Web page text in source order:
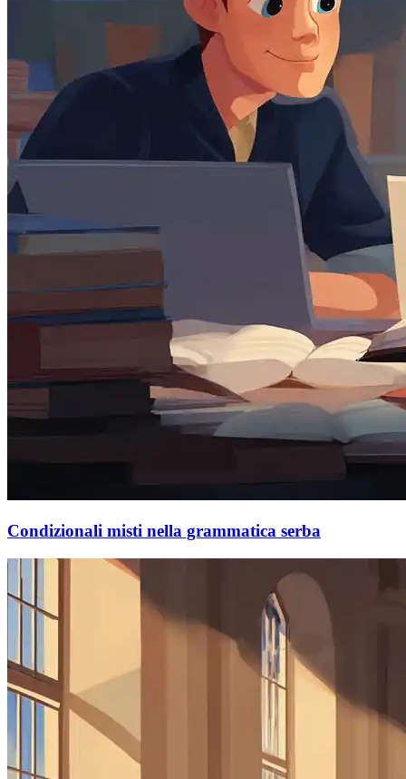
Condizionali misti nella grammatica serba